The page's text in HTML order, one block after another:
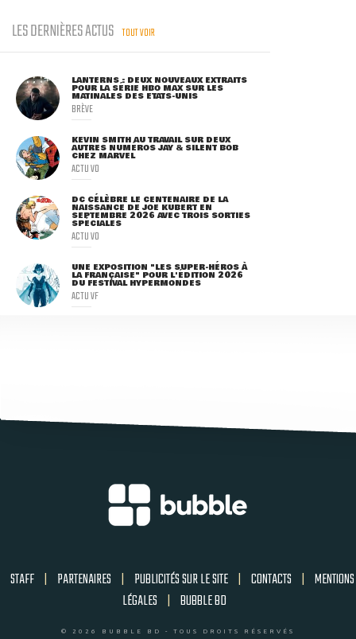
LES DERNIÈRES ACTUS TOUT VOIR
LANTERNS : DEUX NOUVEAUX EXTRAITS
POUR LA SÉRIE HBO MAX SUR LES
MATINALES DES ETATS-UNIS
BRÈVE
KEVIN SMITH AU TRAVAIL SUR DEUX
AUTRES NUMÉROS JAY & SILENT BOB
CHEZ MARVEL
ACTU VO
DC CÉLÈBRE LE CENTENAIRE DE LA
NAISSANCE DE JOE KUBERT EN
SEPTEMBRE 2026 AVEC TROIS SORTIES
SPÉCIALES
ACTU VO
UNE EXPOSITION "LES SUPER-HÉROS À
LA FRANÇAISE" POUR L'ÉDITION 2026
DU FESTIVAL HYPERMONDES
ACTU VF
STAFF | PARTENAIRES | PUBLICITÉS SUR LE SITE | CONTACTS | MENTIONS
LÉGALES | BUBBLE BD
© 2026 BUBBLE BD - TOUS DROITS RÉSERVÉS